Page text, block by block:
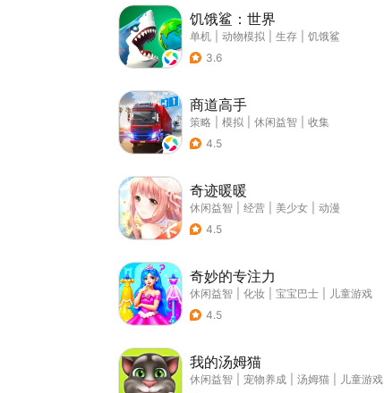
饥饿鲨：世界
单机 动物模拟 生存
饥饿鲨
3.6
商道高手
策略 模拟 休闲益智
收集
4.5
奇迹暖暖
休闲益智 经营 美少女
动漫
4.5
奇妙的专注力
休闲益智 化妆 宝宝巴士
儿童游戏
4.5
我的汤姆猫
休闲益智 宠物养成 汤姆猫
儿童游戏